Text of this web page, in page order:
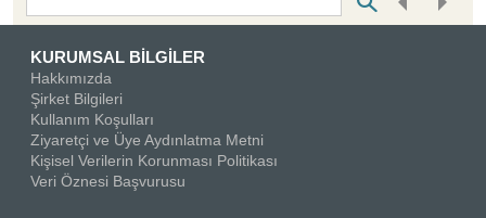
KURUMSAL BİLGİLER
Hakkımızda
Şirket Bilgileri
Kullanım Koşulları
Ziyaretçi ve Üye Aydınlatma Metni
Kişisel Verilerin Korunması Politikası
Veri Öznesi Başvurusu